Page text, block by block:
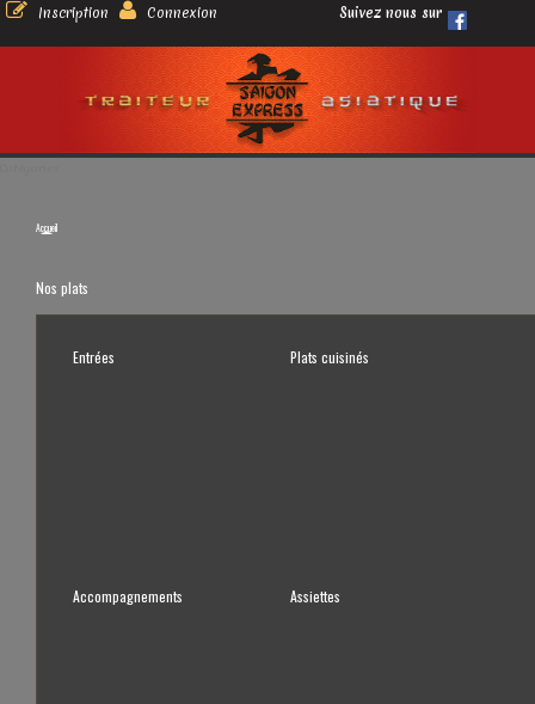
Inscription Connexion Suivez nous sur
Accueil
Nos plats
Entrées Plats cuisinés
Accompagnements Assiettes